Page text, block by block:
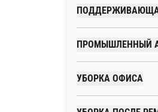
ПРОМЫШЛЕННЫЙ
УБОРКА ОФИСА